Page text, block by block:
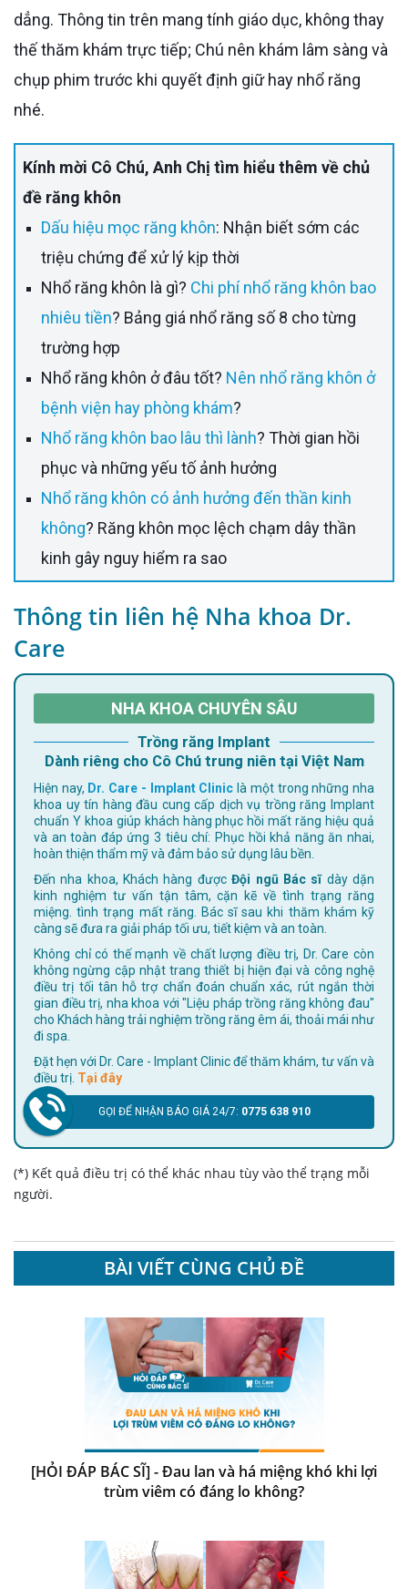
dẳng. Thông tin trên mang tính giáo dục, không thay
thế thăm khám trực tiếp; Chú nên khám lâm sàng và
chụp phim trước khi quyết định giữ hay nhổ răng
nhé.
Kính mời Cô Chú, Anh Chị tìm hiểu thêm về chủ
đề răng khôn
Dấu hiệu mọc răng khôn: Nhận biết sớm các
triệu chứng để xử lý kịp thời
Nhổ răng khôn là gì? Chi phí nhổ răng khôn bao
nhiêu tiền? Bảng giá nhổ răng số 8 cho từng
trường hợp
Nhổ răng khôn ở đâu tốt? Nên nhổ răng khôn ở
bệnh viện hay phòng khám?
Nhổ răng khôn bao lâu thì lành? Thời gian hồi
phục và những yếu tố ảnh hưởng
Nhổ răng khôn có ảnh hưởng đến thần kinh
không? Răng khôn mọc lệch chạm dây thần
kinh gây nguy hiểm ra sao
Thông tin liên hệ Nha khoa Dr.
Care
NHA KHOA CHUYÊN SÂU
Trồng răng Implant
Dành riêng cho Cô Chú trung niên tại Việt Nam
Hiện nay, Dr. Care - Implant Clinic là một trong những nha
khoa uy tín hàng đầu cung cấp dịch vụ trồng răng Implant
chuẩn Y khoa giúp khách hàng phục hồi mất răng hiệu quả
và an toàn đáp ứng 3 tiêu chí: Phục hồi khả năng ăn nhai,
hoàn thiện thẩm mỹ và đảm bảo sử dụng lâu bền.
Đến nha khoa, Khách hàng đượcĐội ngũ Bác sĩdày dặn
kinh nghiệm tư vấn tận tâm, cặn kẽ về tình trạng răng
miệng. tình trạng mất răng. Bác sĩ sau khi thăm khám kỹ
càng sẽ đưa ra giải pháp tối ưu, tiết kiệm và an toàn.
Không chỉ có thế mạnh về chất lượng điều trị, Dr. Care còn
không ngừng cập nhật trang thiết bị hiện đại và công nghệ
điều trị tối tân hỗ trợ chẩn đoán chuẩn xác, rút ngắn thời
gian điều trị, nha khoa với "Liệu pháp trồng răng không đau"
cho Khách hàng trải nghiệm trồng răng êm ái, thoải mái như
đi spa.
Đặt hẹn với Dr. Care - Implant Clinic để thăm khám, tư vấn và
điều trị. Tại đây
GỌI ĐỂ NHẬN BÁO GIÁ 24/7: 0775 638 910
(*) Kết quả điều trị có thể khác nhau tùy vào thể trạng mỗi
người.
BÀI VIẾT CÙNG CHỦ ĐỀ
[HỎI ĐÁP BÁC SĨ] - Đau lan và há miệng khó khi lợi
trùm viêm có đáng lo không?